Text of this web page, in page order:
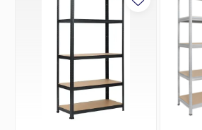
Inaltimea etajerei metalice este de 200
este compus din 2 bucati care se
element de legatura. Montantii/suportii
fata-spate pe care se fixeaza polita de